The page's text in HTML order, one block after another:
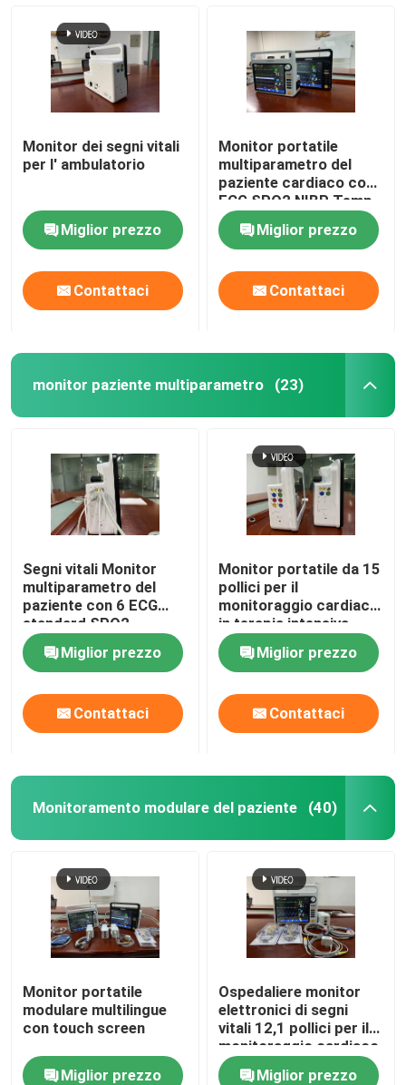
Cura urgente di Telehealth
Morsetti della ferrovia del letto
Supporto medico del monitor
Carrello medico del monitor
Monitor dei segni vitali
per l' ambulatorio
Miglior prezzo
Contattaci
Monitor portatile
multiparametro del
paziente cardiaco con
ECG SPO2 NIBP Temp
Standard
Miglior prezzo
Contattaci
monitor paziente multiparametro (23)
Segni vitali Monitor
multiparametro del
paziente con 6 ECG
standard SPO2
Miglior prezzo
Contattaci
Monitor portatile da 15
pollici per il
monitoraggio cardiaco
in terapia intensiva
Miglior prezzo
Contattaci
Monitoramento modulare del paziente (40)
Monitor portatile
modulare multilingue
con touch screen
Miglior prezzo
Ospedaliere monitor
elettronici di segni
vitali 12,1 pollici per il
monitoraggio cardiaco
in terapia intensiva
Miglior prezzo